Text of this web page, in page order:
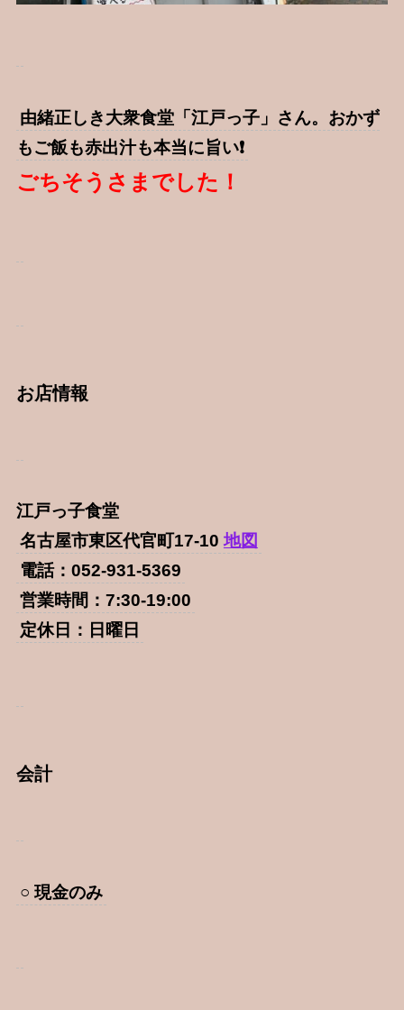
由緒正しき大衆食堂「江戸っ子」さん。おかず
もご飯も赤出汁も本当に旨い❗️
ごちそうさまでした！
お店情報
江戸っ子食堂
名古屋市東区代官町17-10地図
電話：052-931-5369
営業時間：7:30-19:00
定休日：日曜日
会計
○ 現金のみ